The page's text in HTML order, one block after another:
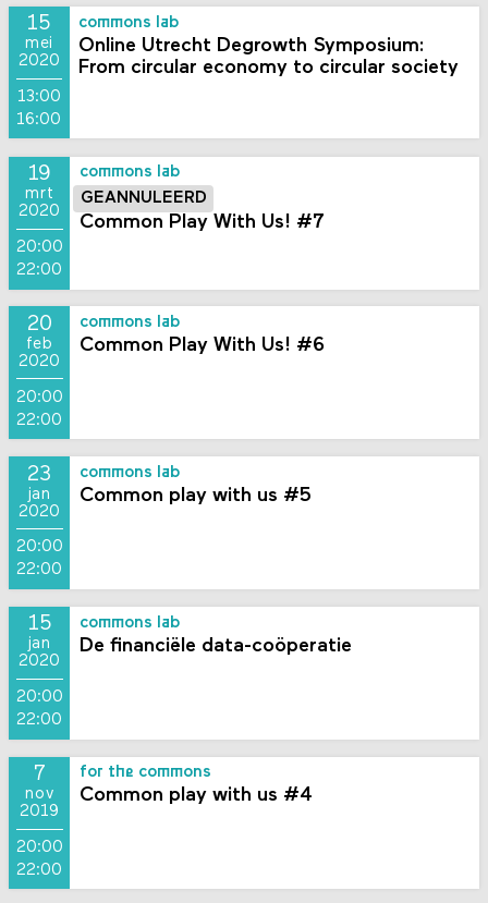
15
mei
2020
13:00
16:00
commons lab
Online Utrecht Degrowth Symposium:
From circular economy to circular society
19
mrt
2020
20:00
22:00
commons lab
GEANNULEERD
Common Play With Us! #7
20
feb
2020
20:00
22:00
commons lab
Common Play With Us! #6
23
jan
2020
20:00
22:00
commons lab
Common play with us #5
15
jan
2020
20:00
22:00
commons lab
De financiële data-coöperatie
7
nov
2019
20:00
22:00
for the commons
Common play with us #4